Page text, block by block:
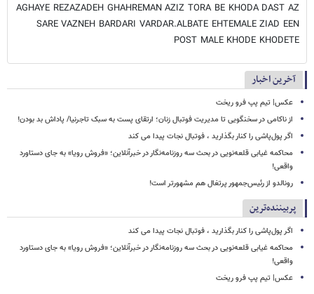
AGHAYE REZAZADEH GHAHREMAN AZIZ TORA BE KHODA DAST AZ
SARE VAZNEH BARDARI VARDAR.ALBATE EHTEMALE ZIAD EEN
POST MALE KHODE KHODETE
آخرین اخبار
عکس| تیم پپ فرو ریخت
از ناکامی در سخنگویی تا مدیریت فوتبال زنان؛ ارتقای پست به سبک تاجرنیا/ پاداش بد بودن!
اگر پول‌پاشی را کنار بگذارید ، فوتبال نجات پیدا می کند
محاکمه غیابی قلعه‌نویی در بحث سه روزنامه‌نگار در خبرآنلاین؛ «فروش رویا» به جای دستاورد
واقعی!
رونالدو از رئیس‌جمهور پرتغال هم مشهورتر است!
پربیننده‌ترین
اگر پول‌پاشی را کنار بگذارید ، فوتبال نجات پیدا می کند
محاکمه غیابی قلعه‌نویی در بحث سه روزنامه‌نگار در خبرآنلاین؛ «فروش رویا» به جای دستاورد
واقعی!
عکس| تیم پپ فرو ریخت